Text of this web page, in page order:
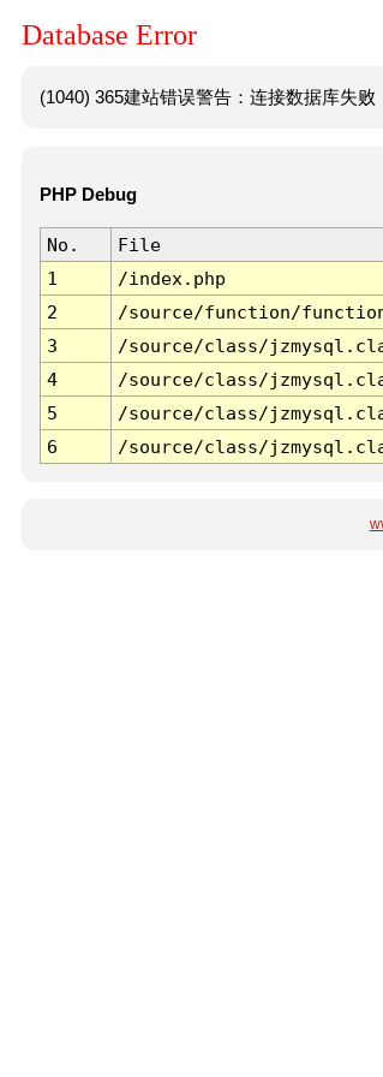
Database Error
(1040) 365建站错误警告：连接数据库失
PHP Debug
No. File
1
/index.php
2
/source/function/
3
/source/class/
4
/source/class/
5
/source/class/
6
/source/class/